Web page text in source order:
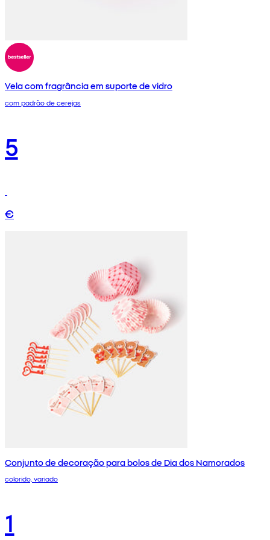
Vela com fragrância em suporte de vidro
com padrão de cerejas
5
€
Conjunto de decoração para bolos de Dia dos Namorados
colorido, variado
1